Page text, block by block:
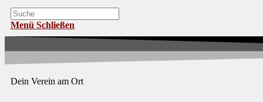
Menü Schließen
Dein Verein am Ort